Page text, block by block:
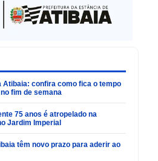
Atibaia: confira como fica o tempo
fim de semana
75 anos é atropelado na
Jardim Imperial
têm novo prazo para aderir ao